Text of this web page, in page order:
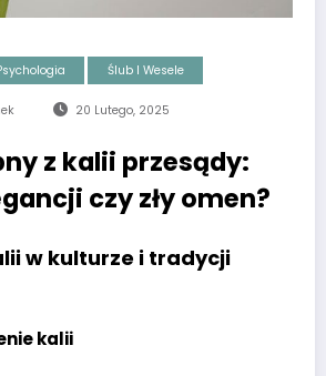
Ślub I Wesele
20 Lutego, 2025
z kalii przesądy:
czy zły omen?
w kulturze i tradycji
kalii